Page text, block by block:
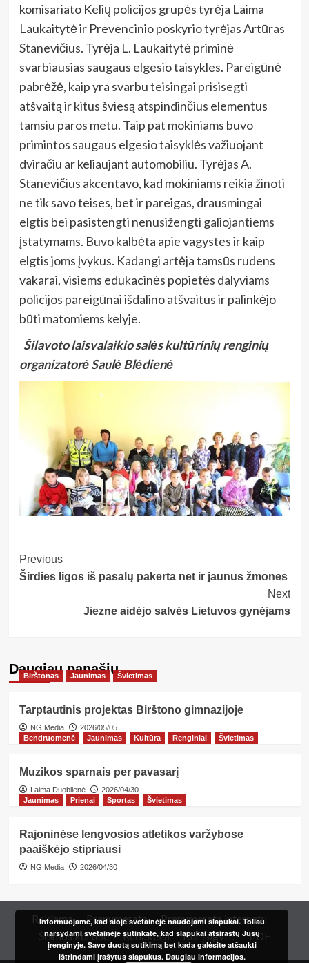
komisariato Kelių policijos grupės tyrėja Laima
Laukaitytė ir Prevencinio poskyrio tyrėjas Artūras
Stanevičius. Tyrėja L. Laukaitytė priminė
svarbiausias saugaus elgesio taisykles. Pareigūnė
pabrėžė, kaip yra svarbu teisingai prisisegti
atšvaitą ir kitus šviesą atspindinčius elementus
tamsiu paros metu. Taip pat mokiniams buvo
primintos saugaus elgesio taisyklės važiuojant
dviračiu ar keliaujant automobiliu. Tyrėjas A.
Stanevičius akcentavo, kad mokiniams reikia žinoti
ne tik savo teises, bet ir pareigas, drausmingai
elgtis bei pasistengti nenusižengti galiojantiems
įstatymams. Buvo kalbėta apie vagystes ir kaip
elgtis joms įvykus. Kadangi artėja tamsūs rudens
vakarai, visiems edukacinės popietės dalyviams
policijos pareigūnai išdalino atšvaitus ir palinkėjo
būti matomiems kelyje.
Šilavoto laisvalaikio salės kultūrinių renginių
organizatorė Saulė Blėdienė
Post
Navigation
Previous
Širdies ligos iš pasalų pakerta net ir jaunus žmones
Next
Jiezne aidėjo salvės Lietuvos gynėjams
Daugiau panašių…
Birštonas Jaunimas Švietimas
Tarptautinis projektas Birštono gimnazijoje
NG Media
2026/05/05
Bendruomenė
Jaunimas Kultūra Renginiai Švietimas
Muzikos sparnais per pavasarį
Laima Duoblienė
2026/04/30
Jaunimas
Prienai Sportas Švietimas
Rajoninėse lengvosios atletikos varžybose
paaiškėjo stipriausi
NG Media 2026/04/30
Reklama Prenumerata
Prenumerata internetu
Šeimos kortelė
Redakcija Kur įsigyti? PDF
Informuojame, kad šioje svetainėje naudojami slapukai. Toliau
naršydami svetainėje sutinkate, kad slapukai atsirastų Jūsų
įrenginyje. Savo duotą sutikimą bet kada galėsite atšaukti
ištrindami įrašytus slapukus. Daugiau informacijos.